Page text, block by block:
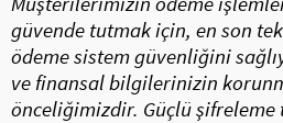
güvende tutmak için, en son
ödeme sistem güvenliğini
ve finansal bilgilerinizin
önceliğimizdir. Güçlü